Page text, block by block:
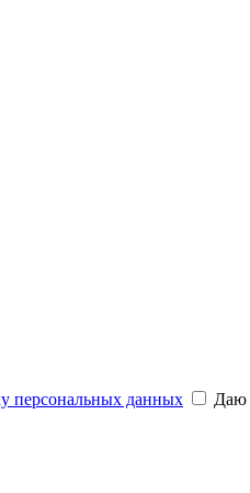
персональных данных Даю